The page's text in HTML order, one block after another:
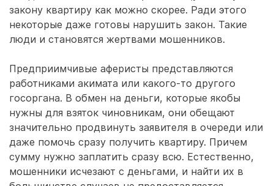
закону квартиру как можно скорее. Ради этого
некоторые даже готовы нарушить закон. Такие
люди и становятся жертвами мошенников.
Предприимчивые аферисты представляются
работниками акимата или какого-то другого
госоргана. В обмен на деньги, которые якобы
нужны для взяток чиновникам, они обещают
значительно продвинуть заявителя в очереди или
даже помочь сразу получить квартиру. Причем
сумму нужно заплатить сразу всю. Естественно,
мошенники исчезают с деньгами, и найти их в